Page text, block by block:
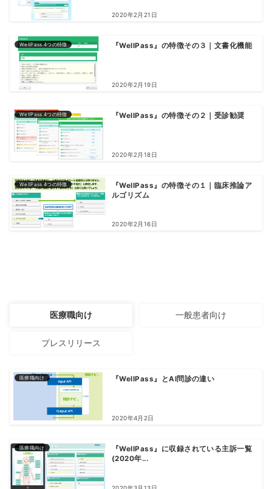
2020年2月21日
WellPass 4つの特徴 『WellPass』の特徴その３｜文書化機能
2020年2月19日
WellPass 4つの特徴 『WellPass』の特徴その２｜受診勧奨
2020年2月18日
WellPass 4つの特徴
『WellPass』の特徴その１｜臨床推論ア
ルゴリズム
2020年2月16日
医療職向け 一般患者向け
プレスリリース
医療職向け 『WellPass』とAI問診の違い
2020年4月2日
医療職向け
『WellPass』に収録されている主訴一覧
(2020年...